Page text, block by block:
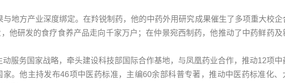
地方产业深度绑定。在羚锐制药，他的中药外用研究成果催生了多项重大校企
他研发的食疗食养产品走向千家万户；在仲景宛西制药，他推动了中药鲜药及
服务国家战略，牵头建设科技部国际合作基地，与凤凰药业合作，推动12项中
家。他主持发布46项中医药标准，主编60余部科普专著，推动中医药标准化、